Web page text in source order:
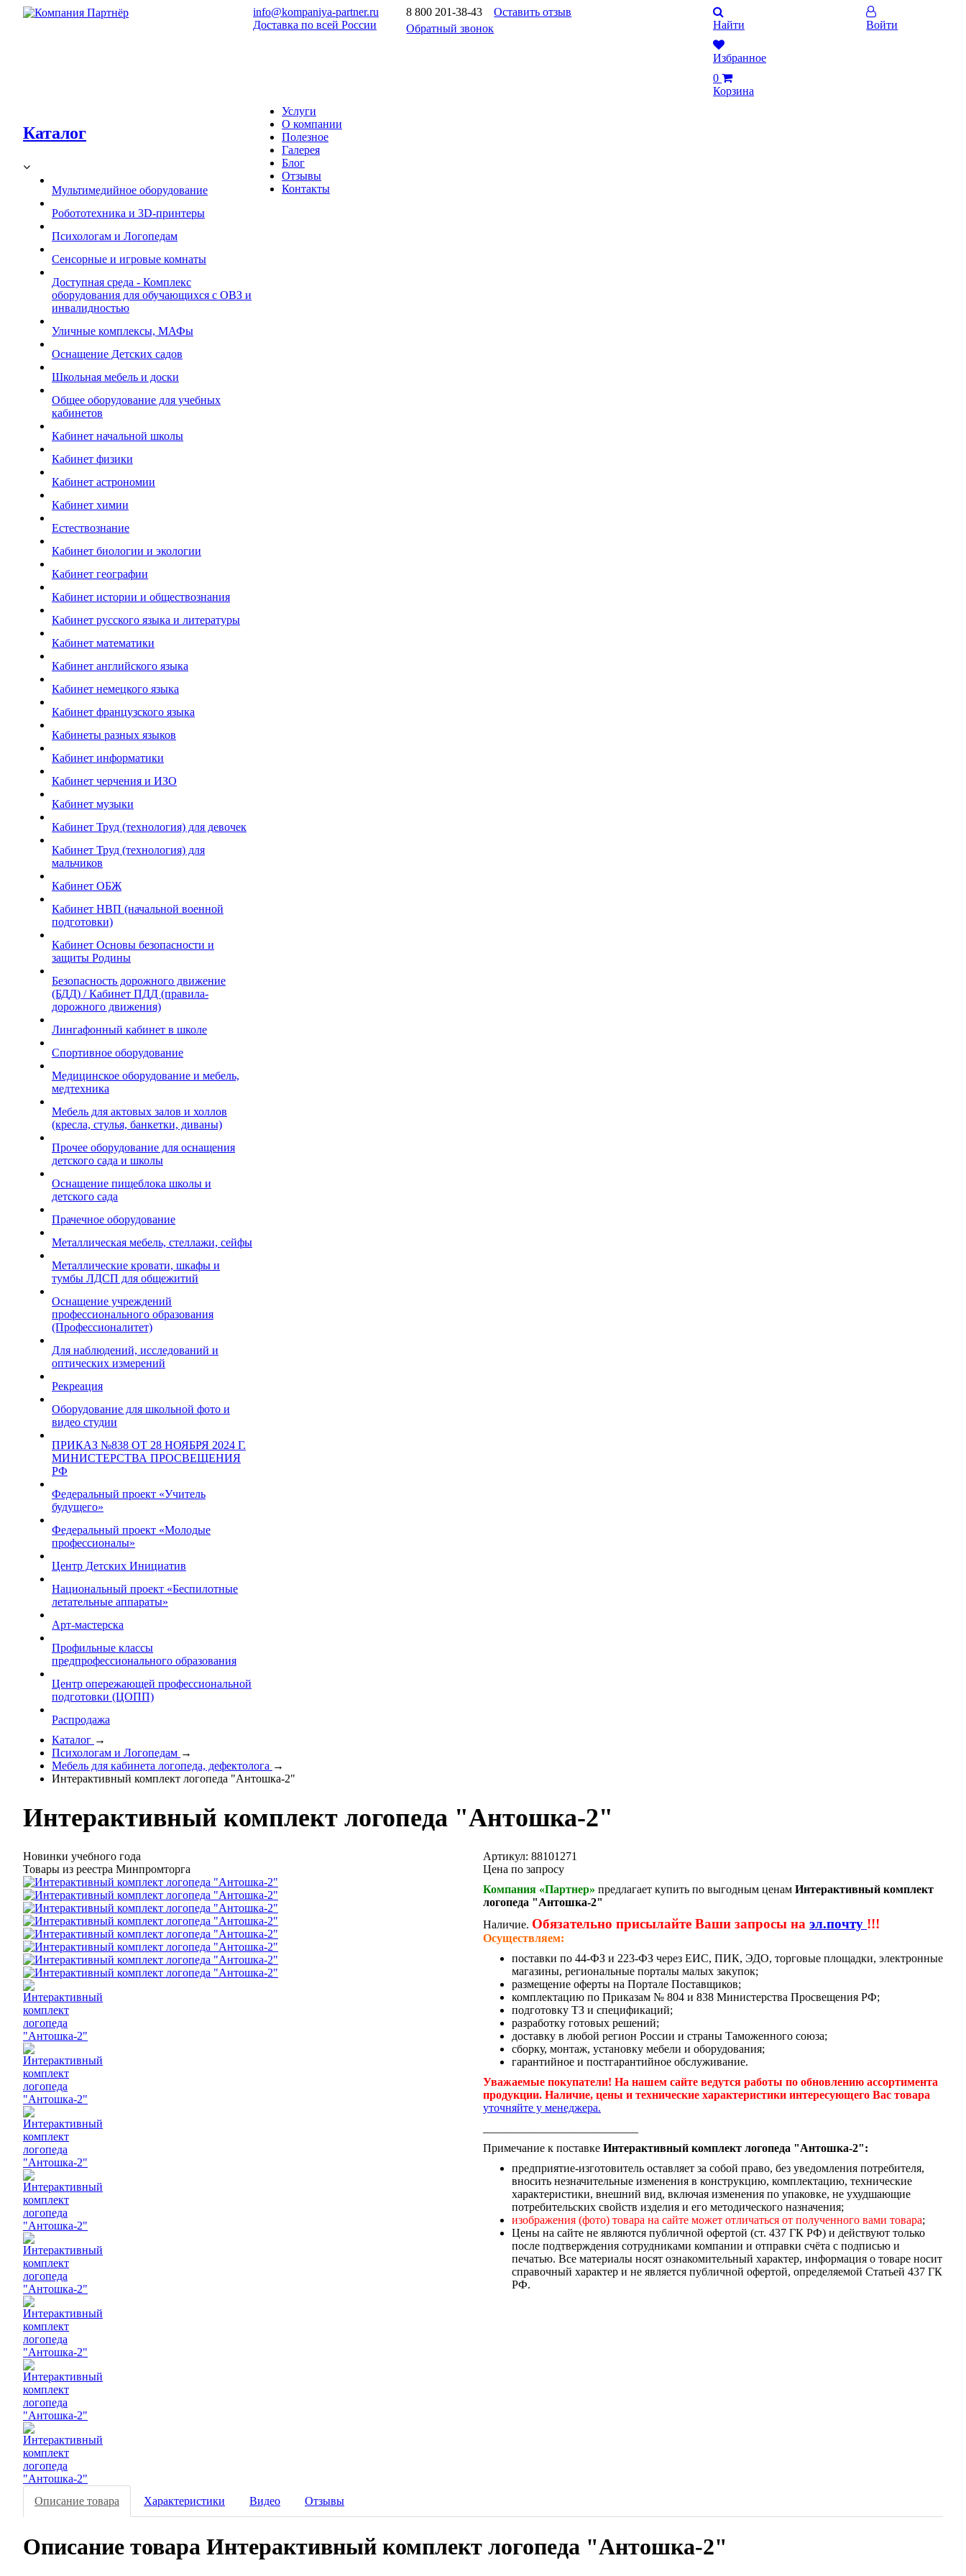
info@kompaniya-partner.ru
Доставка по всей России
8 800 201-38-43
Обратный звонок
Оставить отзыв
Найти
Избранное
0
Корзина
Войти
Каталог
Мультимедийное оборудование
Робототехника и 3D-принтеры
Психологам и Логопедам
Сенсорные и игровые комнаты
Доступная среда - Комплекс
оборудования для обучающихся с ОВЗ и
инвалидностью
Уличные комплексы, МАФы
Оснащение Детских садов
Школьная мебель и доски
Общее оборудование для учебных
кабинетов
Кабинет начальной школы
Кабинет физики
Кабинет астрономии
Кабинет химии
Естествознание
Кабинет биологии и экологии
Кабинет географии
Кабинет истории и обществознания
Кабинет русского языка и литературы
Кабинет математики
Кабинет английского языка
Кабинет немецкого языка
Кабинет французского языка
Кабинеты разных языков
Кабинет информатики
Кабинет черчения и ИЗО
Кабинет музыки
Кабинет Труд (технология) для девочек
Кабинет Труд (технология) для
мальчиков
Кабинет ОБЖ
Кабинет НВП (начальной военной
подготовки)
Кабинет Основы безопасности и
защиты Родины
Безопасность дорожного движение
(БДД) / Кабинет ПДД (правила-
дорожного движения)
Лингафонный кабинет в школе
Спортивное оборудование
Медицинское оборудование и мебель,
медтехника
Мебель для актовых залов и холлов
(кресла, стулья, банкетки, диваны)
Прочее оборудование для оснащения
детского сада и школы
Оснащение пищеблока школы и
детского сада
Прачечное оборудование
Металлическая мебель, стеллажи, сейфы
Металлические кровати, шкафы и
тумбы ЛДСП для общежитий
Оснащение учреждений
профессионального образования
(Профессионалитет)
Для наблюдений, исследований и
оптических измерений
Рекреация
Оборудование для школьной фото и
видео студии
ПРИКАЗ №838 ОТ 28 НОЯБРЯ 2024 Г.
МИНИСТЕРСТВА ПРОСВЕЩЕНИЯ
РФ
Федеральный проект «Учитель
будущего»
Федеральный проект «Молодые
профессионалы»
Центр Детских Инициатив
Национальный проект «Беспилотные
летательные аппараты»
Арт-мастерска
Профильные классы
предпрофессионального образования
Центр опережающей профессиональной
подготовки (ЦОПП)
Распродажа
Услуги
О компании
Полезное
Галерея
Блог
Отзывы
Контакты
Каталог →
Психологам и Логопедам →
Мебель для кабинета логопеда, дефектолога →
Интерактивный комплект логопеда "Антошка-2"
Интерактивный комплект логопеда "Антошка-2"
Новинки учебного года
Товары из реестра Минпромторга
Артикул: 88101271
Цена по запросу
Компания «Партнер» предлагает купить по выгодным ценам Интерактивный комплект
логопеда "Антошка-2"
Наличие. Обязательно присылайте Ваши запросы на эл.почту !!!
Осуществляем:
поставки по 44-ФЗ и 223-ФЗ через ЕИС, ПИК, ЭДО, торговые площадки, электронные
магазины, региональные порталы малых закупок;
размещение оферты на Портале Поставщиков;
комплектацию по Приказам № 804 и 838 Министерства Просвещения РФ;
подготовку ТЗ и спецификаций;
разработку готовых решений;
доставку в любой регион России и страны Таможенного союза;
сборку, монтаж, установку мебели и оборудования;
гарантийное и постгарантийное обслуживание.
Уважаемые покупатели! На нашем сайте ведутся работы по обновлению ассортимента
продукции. Наличие, цены и технические характеристики интересующего Вас товара
уточняйте у менеджера.
Примечание к поставке Интерактивный комплект логопеда "Антошка-2":
предприятие-изготовитель оставляет за собой право, без уведомления потребителя,
вносить незначительные изменения в конструкцию, комплектацию, технические
характеристики, внешний вид, включая изменения по упаковке, не ухудшающие
потребительских свойств изделия и его методического назначения;
изображения (фото) товара на сайте может отличаться от полученного вами товара;
Цены на сайте не являются публичной офертой (ст. 437 ГК РФ) и действуют только
после подтверждения сотрудниками компании и отправки счёта с подписью и
печатью. Все материалы носят ознакомительный характер, информация о товаре носит
справочный характер и не является публичной офертой, определяемой Статьей 437 ГК
РФ.
Описание товара Характеристики Видео Отзывы
Описание товара Интерактивный комплект логопеда "Антошка-2"